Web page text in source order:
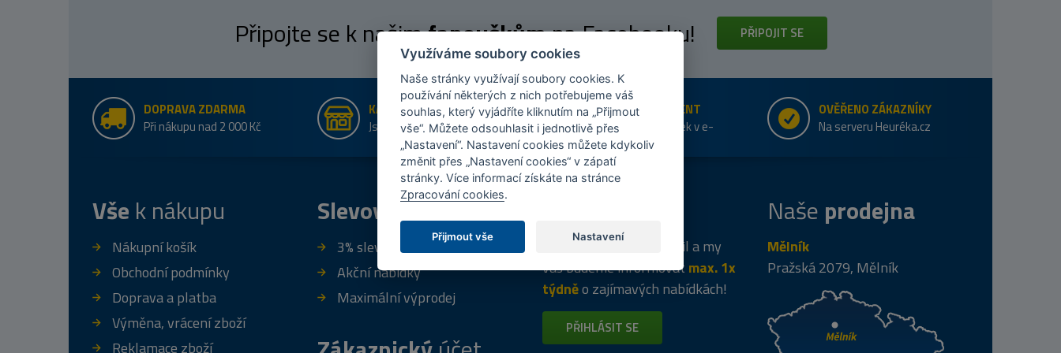
Připojte se k našimfanouškůmna Facebooku! PŘIPOJIT SE
DOPRAVA ZDARMA
Při nákupu nad 2 000 Kč
KAMENNÉ PRODEJNY
Jsme na trhu více než 10 let
ŠIROKÝ SORTIMENT
Přes 20 tis. položek v e-
shopu
OVĚŘENO ZÁKAZNÍKY
Na serveru Heuréka.cz
Vše k nákupu
Nákupní košík
Obchodní podmínky
Doprava a platba
Výměna, vrácení zboží
Reklamace zboží
Slevový program
3% sleva za registraci
Akční nabídky
Maximální výprodej
Napište nám svůj e-mail a my
vás budeme informovat max. 1x
týdněo zajímavých nabídkách!
PŘIHLÁSIT SE
Naše prodejna
Mělník
Pražská 2079, Mělník
Využíváme soubory cookies
Naše stránky využívají soubory cookies. K
používání některých z nich potřebujeme váš
souhlas, který vyjádříte kliknutím na „Přijmout
vše“. Můžete odsouhlasit i jednotlivě přes
„Nastavení“. Nastavení cookies můžete kdykoliv
změnit přes „Nastavení cookies“ v zápatí
stránky. Více informací získáte na stránce
Zpracování cookies.
Přijmout vše Nastavení